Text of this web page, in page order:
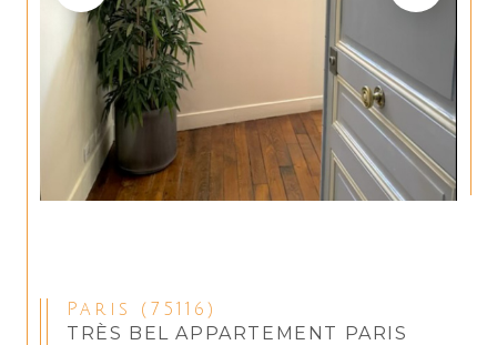
Paris (75116)
TRÈS BEL APPARTEMENT PARIS